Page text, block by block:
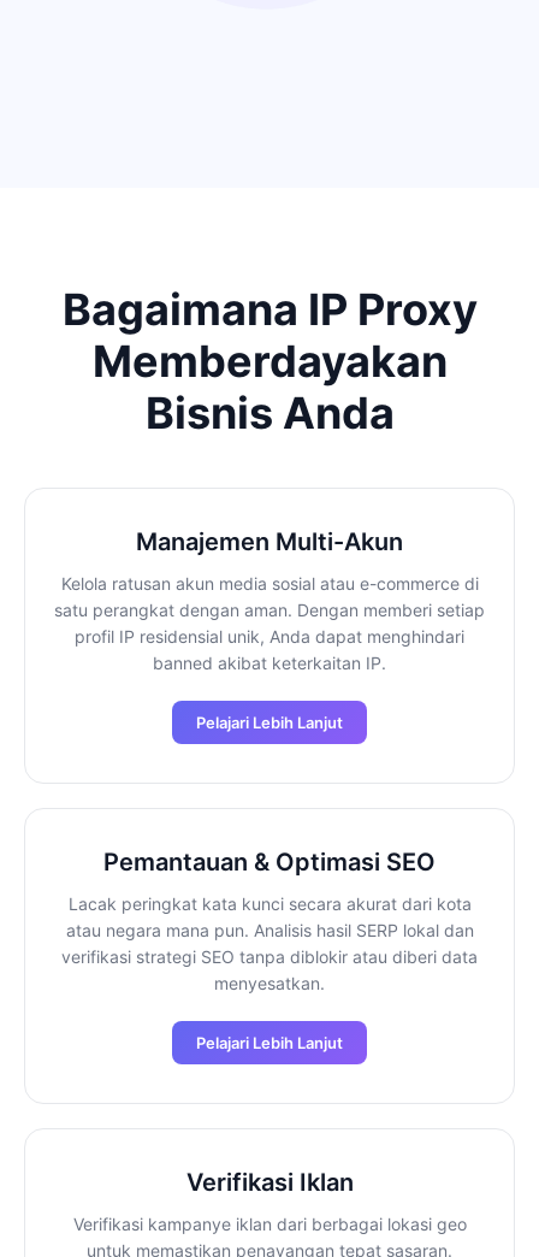
Bagaimana IP Proxy
Memberdayakan
Bisnis Anda
Manajemen Multi-Akun
Kelola ratusan akun media sosial atau e-commerce di
satu perangkat dengan aman. Dengan memberi setiap
profil IP residensial unik, Anda dapat menghindari
banned akibat keterkaitan IP.
Pelajari Lebih Lanjut
Pemantauan & Optimasi SEO
Lacak peringkat kata kunci secara akurat dari kota
atau negara mana pun. Analisis hasil SERP lokal dan
verifikasi strategi SEO tanpa diblokir atau diberi data
menyesatkan.
Pelajari Lebih Lanjut
Verifikasi Iklan
Verifikasi kampanye iklan dari berbagai lokasi geo
untuk memastikan penayangan tepat sasaran.